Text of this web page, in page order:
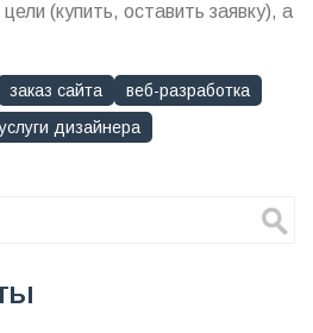
(купить, оставить заявку), а
заказ сайта
веб-разработка
услуги дизайнера